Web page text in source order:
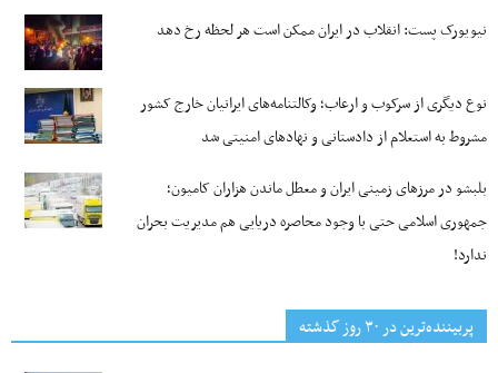
نیویورک پست: انقلاب در ایران ممکن است هر لحظه رخ دهد
نوع دیگری از سرکوب و ارعاب؛ وکالتنامه‌های ایرانیان خارج کشور
مشروط به استعلام از دادستانی و نهادهای امنیتی شد
بلبشو در مرزهای زمینی ایران و معطل ماندن هزاران کامیون؛
جمهوری اسلامی حتی با وجود محاصره دریایی هم مدیریت بحران
ندارد!
پربیننده‌ترین‌ در ۳۰ روز گذشته